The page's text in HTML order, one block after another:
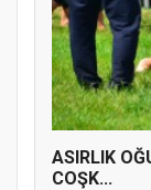
ASIRLIK
COŞK...